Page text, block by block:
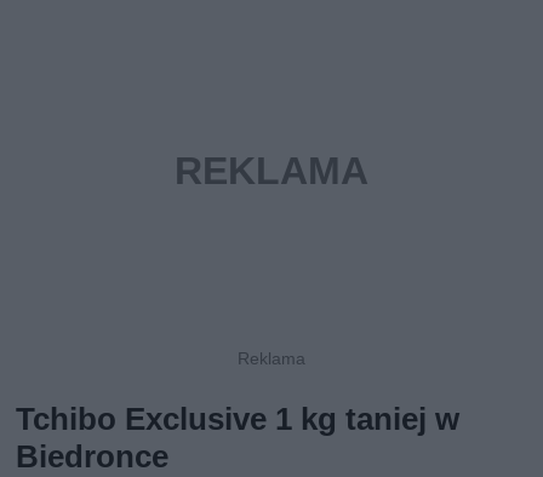
Tchibo Exclusive 1 kg taniej w
Biedronce